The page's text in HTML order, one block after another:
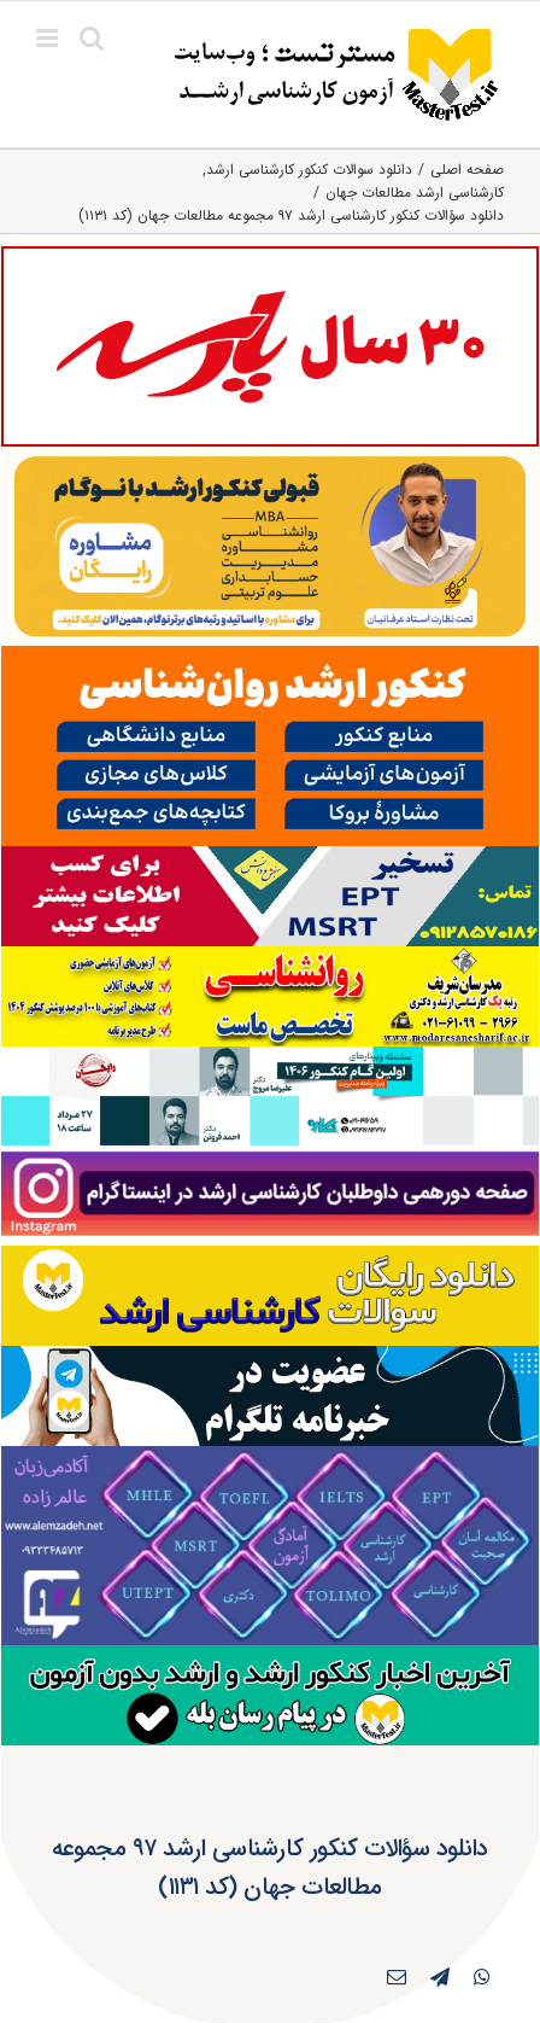
content
صفحه اصلی
دانلود سوالات کنکور کارشناسی ارشد
کارشناسی ارشد مطالعات جهان
دانلود سؤالات کنکور کارشناسی ارشد ۹۷ مجموعه مطالعات جهان (کد ۱۱۳۱)
دانلود سؤالات کنکور کارشناسی ارشد ۹۷ مجموعه
مطالعات جهان (کد ۱۱۳۱)